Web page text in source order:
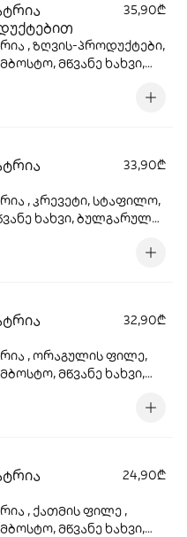
35,90₾
, ზღვის-პროდუქტები,
მწვანე ხახვი,
მარცვლები , ტერიაკის
33,90₾
, კრევეტი, სტაფილო,
ხახვი, ბულგარული,
32,90₾
, ორაგულის ფილე,
მწვანე ხახვი,
მარცვლები , ტერიაკის
24,90₾
, ქათმის ფილე ,
მწვანე ხახვი,